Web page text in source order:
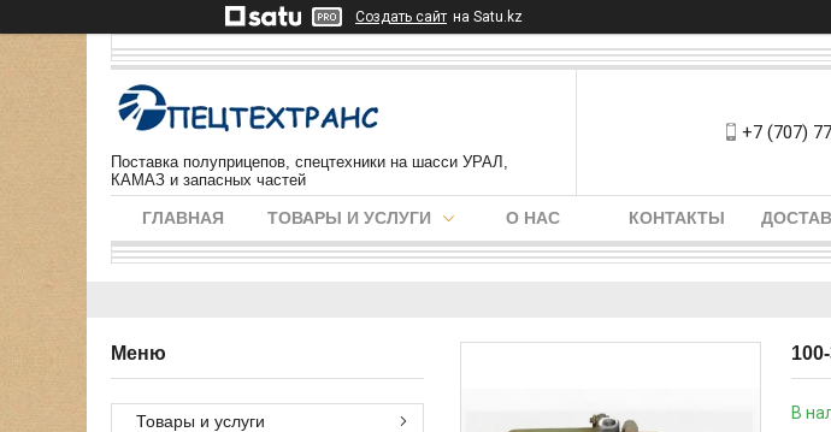
Создать сайт на Satu.kz
Поставка полуприцепов, спецтехники на шасси УРАЛ,
КАМАЗ и запасных частей
+7 (707)
ГЛАВНАЯ ТОВАРЫ И УСЛУГИ О НАС КОНТАКТЫ
В
Товары и услуги